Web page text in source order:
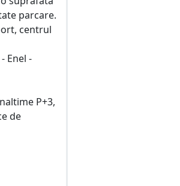
parcare.
centrul
Enel -
P+3,
de